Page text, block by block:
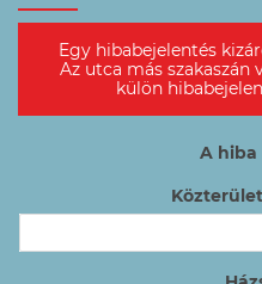
Egy hibabejelentés
Az utca más
külön
A hiba